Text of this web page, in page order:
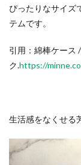
ぴったりなサイズ
テムです。
引用：綿棒ケース
ク.https://
生活感をなくせる